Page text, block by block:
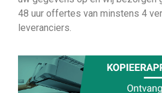
48 uur offertes van minstens 4
leveranciers.